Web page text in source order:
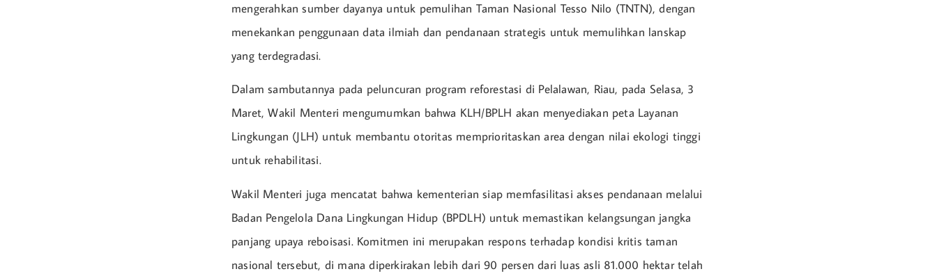
mengerahkan sumber dayanya untuk pemulihan Taman Nasional Tesso Nilo (TNTN), dengan
menekankan penggunaan data ilmiah dan pendanaan strategis untuk memulihkan lanskap
yang terdegradasi.
Dalam sambutannya pada peluncuran program reforestasi di Pelalawan, Riau, pada Selasa, 3
Maret, Wakil Menteri mengumumkan bahwa KLH/BPLH akan menyediakan peta Layanan
Lingkungan (JLH) untuk membantu otoritas memprioritaskan area dengan nilai ekologi tinggi
untuk rehabilitasi.
Wakil Menteri juga mencatat bahwa kementerian siap memfasilitasi akses pendanaan melalui
Badan Pengelola Dana Lingkungan Hidup (BPDLH) untuk memastikan kelangsungan jangka
panjang upaya reboisasi. Komitmen ini merupakan respons terhadap kondisi kritis taman
nasional tersebut, di mana diperkirakan lebih dari 90 persen dari luas asli 81.000 hektar telah